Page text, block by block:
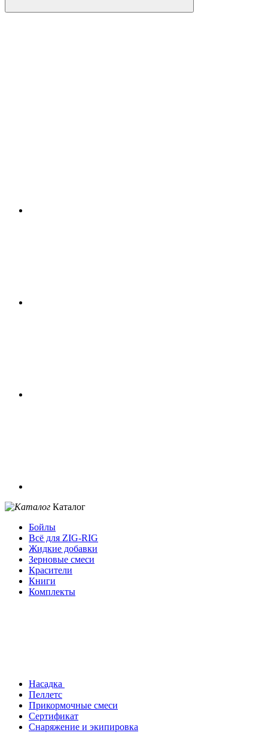
Каталог
Бойлы
Всё для ZIG-RIG
Жидкие добавки
Зерновые смеси
Красители
Книги
Комплекты
Насадка
Пеллетс
Прикормочные смеси
Сертификат
Снаряжение и экипировка